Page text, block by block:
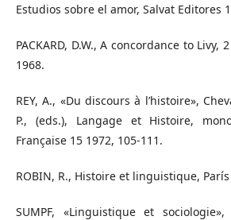
Estudios sobre el amor, Salvat Editores
PACKARD, D.W., A concordance to Livy,
1968.
REY, A., «Du discours à l’histoire»,
P., (eds.), Langage et Histoire,
Française 15 1972, 105-111.
ROBIN, R., Histoire et linguistique, París
SUMPF, «Linguistique et